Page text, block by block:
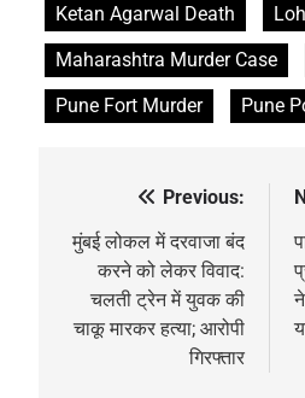
Ketan Agarwal Death
Maharashtra Murder Case
Pune Fort Murder
Pune
navigation
Previous:
मुंबई लोकल में दरवाजा बंद
करने को लेकर विवाद:
चलती ट्रेन में युवक की
चाकू मारकर हत्या; आरोपी
गिरफ्तार